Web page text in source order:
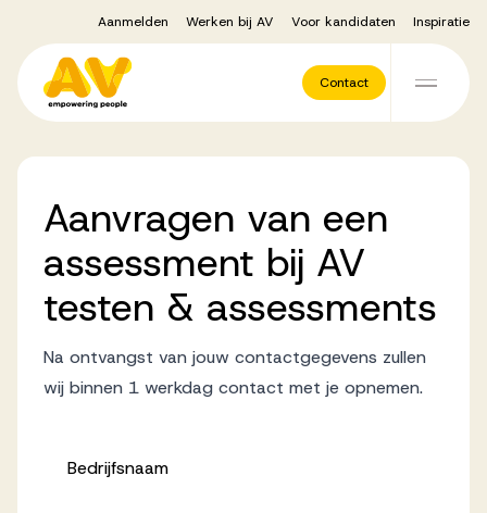
Aanmelden Werken bij AV Voor kandidaten Inspiratie
Contact
Voor opdrachtgevers
Werving & Selectie
Executive Search
Recruitment Services
Aanvragen van een
assessment bij AV
testen & assessments
Na ontvangst van jouw contactgegevens zullen
wij binnen 1 werkdag contact met je opnemen.
Bedrijfsnaam